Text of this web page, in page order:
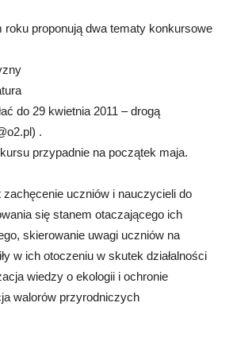
proponują dwa tematy konkursowe
do 29 kwietnia 2011 – drogą
) .
przypadnie na początek maja.
uczniów i nauczycieli do
się stanem otaczającego ich
skierowanie uwagi uczniów na
w ich otoczeniu w skutek działalności
wiedzy o ekologii i ochronie
walorów przyrodniczych